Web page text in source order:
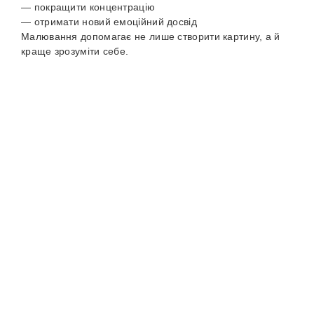
— покращити концентрацію
— отримати новий емоційний досвід
Малювання допомагає не лише створити картину, а й
краще зрозуміти себе.